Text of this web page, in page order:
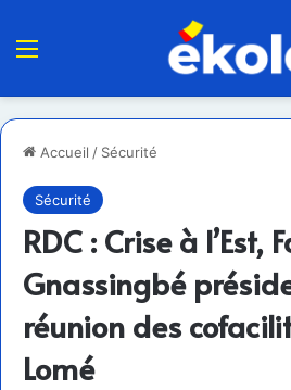
Menu
Accueil / Sécurité
Sécurité
RDC : Crise à l’Est,
Gnassingbé
réunion des
Lomé